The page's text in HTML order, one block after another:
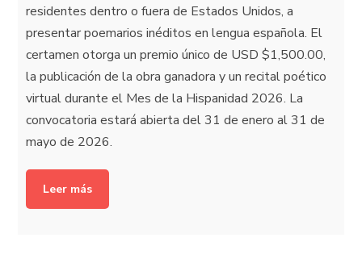
residentes dentro o fuera de Estados Unidos, a
presentar poemarios inéditos en lengua española. El
certamen otorga un premio único de USD $1,500.00,
la publicación de la obra ganadora y un recital poético
virtual durante el Mes de la Hispanidad 2026. La
convocatoria estará abierta del 31 de enero al 31 de
mayo de 2026.
Leer más